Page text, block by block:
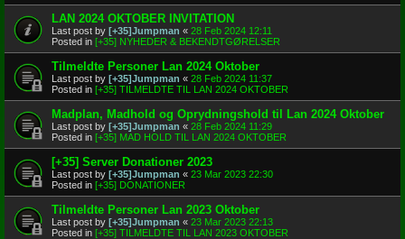
LAN 2024 OKTOBER INVITATION
Last post by [+35]Jumpman « 28 Feb 2024 12:11
Posted in [+35] NYHEDER & BEKENDTGØRELSER
Tilmeldte Personer Lan 2024 Oktober
Last post by [+35]Jumpman « 28 Feb 2024 11:37
Posted in [+35] TILMELDTE TIL LAN 2024 OKTOBER
Madplan, Madhold og Oprydningshold til Lan 2024 Oktober
Last post by [+35]Jumpman « 28 Feb 2024 11:29
Posted in [+35] MAD HOLD TIL LAN 2024 OKTOBER
[+35] Server Donationer 2023
Last post by [+35]Jumpman « 23 Mar 2023 22:30
Posted in [+35] DONATIONER
Tilmeldte Personer Lan 2023 Oktober
Last post by [+35]Jumpman « 23 Mar 2023 22:13
Posted in [+35] TILMELDTE TIL LAN 2023 OKTOBER